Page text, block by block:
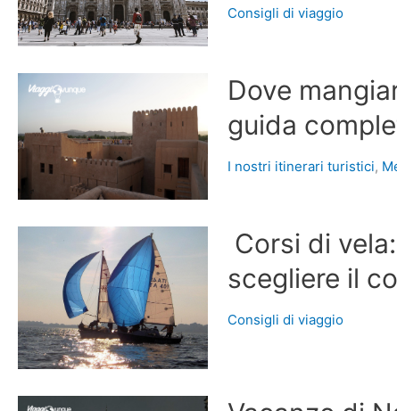
Consigli di viaggio
Dove
guida
I nostri itinerari turistici,
Corsi di
scegliere il
Consigli di viaggio